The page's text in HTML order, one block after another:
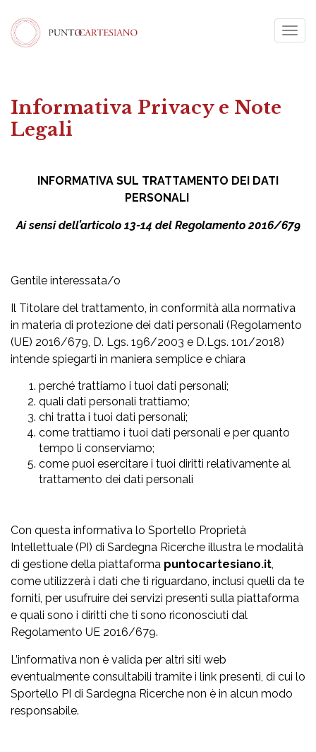
Informativa Privacy e Note
Legali
INFORMATIVA SUL TRATTAMENTO DEI DATI
PERSONALI
Ai sensi dell’articolo 13-14 del Regolamento 2016/679
Gentile interessata/o
Il Titolare del trattamento, in conformità alla normativa
in materia di protezione dei dati personali (Regolamento
(UE) 2016/679, D. Lgs. 196/2003 e D.Lgs. 101/2018)
intende spiegarti in maniera semplice e chiara
perché trattiamo i tuoi dati personali;
quali dati personali trattiamo;
chi tratta i tuoi dati personali;
come trattiamo i tuoi dati personali e per quanto
tempo li conserviamo;
come puoi esercitare i tuoi diritti relativamente al
trattamento dei dati personali
Con questa informativa lo Sportello Proprietà
Intellettuale (PI) di Sardegna Ricerche illustra le modalità
di gestione della piattaforma puntocartesiano.it
come utilizzerà i dati che ti riguardano, inclusi quelli da te
forniti, per usufruire dei servizi presenti sulla piattaforma
e quali sono i diritti che ti sono riconosciuti dal
Regolamento UE 2016/679.
L’informativa non è valida per altri siti web
eventualmente consultabili tramite i link presenti, di cui lo
Sportello PI di Sardegna Ricerche non è in alcun modo
responsabile.